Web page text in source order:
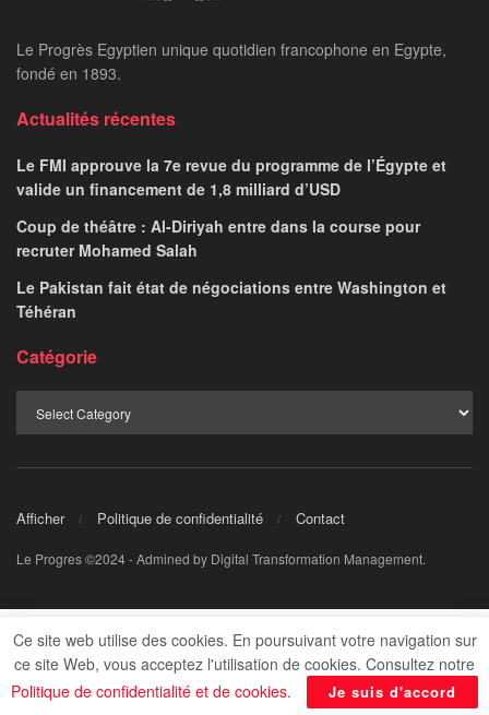
Madbouli et son
homologue libanais
réunis pour les travaux
de la Commission
supérieure mixte
niveaux
Le Premier ministre, Dr Moustafa Madbouli, a reçu,
Ce site web utilise des cookies. En poursuivant votre navigation sur
ce site Web, vous acceptez l'utilisation de cookies. Consultez notre
Politique de confidentialité et de cookies. Je suis d'accord